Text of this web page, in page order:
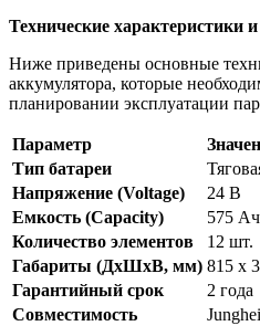
Технические характеристики
Ниже приведены основные
аккумулятора, которые
планировании эксплуатации
Параметр
Тип батареи
Напряжение (Voltage)
24 В
Емкость (Capacity)
575 Ач
Количество элементов
12 шт.
Габариты (ДхШхВ, мм) 815 x
Гарантийный срок
2 года
Совместимость